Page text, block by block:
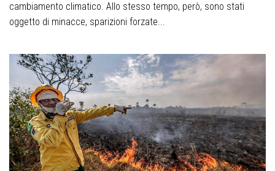
cambiamento climatico. Allo stesso tempo, però, sono stati
oggetto di minacce, sparizioni forzate...